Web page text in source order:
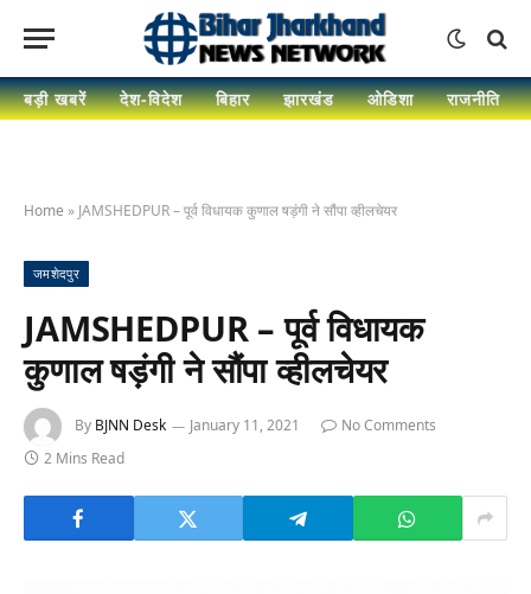
बड़ी खबरें देश-विदेश बिहार झारखंड ओडिशा राजनीति
Home » JAMSHEDPUR – पूर्व विधायक कुणाल षड़ंगी ने सौंपा व्हीलचेयर
जमशेदपुर
JAMSHEDPUR – पूर्व विधायक
कुणाल षड़ंगी ने सौंपा व्हीलचेयर
By BJNN Desk January 11, 2021
No Comments
2 Mins Read